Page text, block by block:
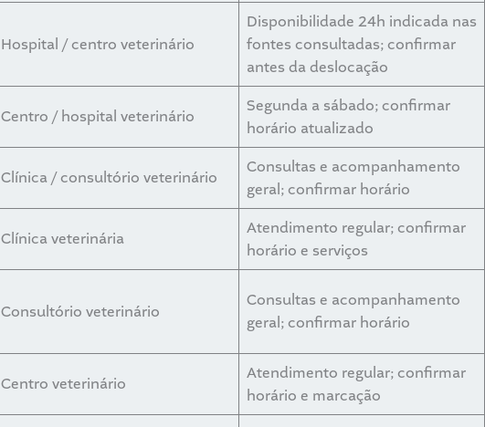
Hospital / centro veterinário
Disponibilidade 24h indicada nas
fontes consultadas; confirmar
antes da deslocação
Centro / hospital veterinário
Segunda a sábado; confirmar
horário atualizado
Clínica / consultório veterinário
Consultas e acompanhamento
geral; confirmar horário
Clínica veterinária
Atendimento regular; confirmar
horário e serviços
Consultório veterinário
Consultas e acompanhamento
geral; confirmar horário
Centro veterinário
Atendimento regular; confirmar
horário e marcação